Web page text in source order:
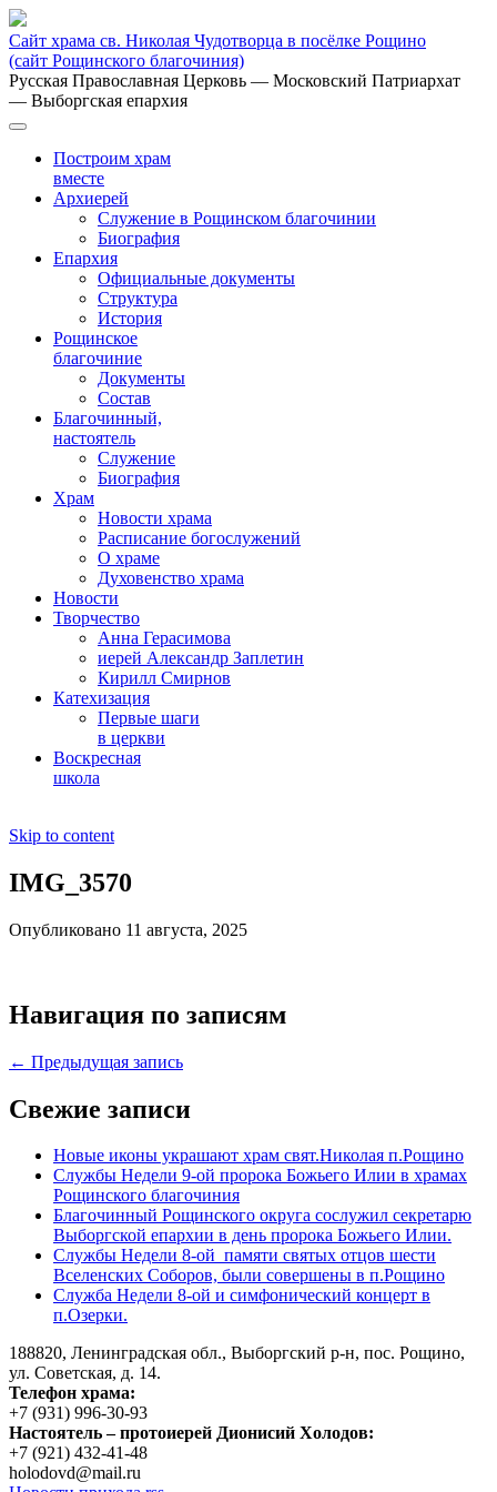
Сайт храма св. Николая Чудотворца в посёлке Рощино
(сайт Рощинского благочиния)
Русская Православная Церковь — Московский Патриархат
— Выборгская епархия
Построим храм
вместе
Архиерей
Служение в Рощинском благочинии
Биография
Епархия
Официальные документы
Структура
История
Рощинское
благочиние
Документы
Состав
Благочинный,
настоятель
Служение
Биография
Храм
Новости храма
Расписание богослужений
О храме
Духовенство храма
Новости
Творчество
Анна Герасимова
иерей Александр Заплетин
Кирилл Смирнов
Катехизация
Первые шаги
в церкви
Воскресная
школа
Skip to content
IMG_3570
Опубликовано 11 августа, 2025
Навигация по записям
← Предыдущая запись
Свежие записи
Новые иконы украшают храм свят.Николая п.Рощино
Службы Недели 9-ой пророка Божьего Илии в храмах
Рощинского благочиния
Благочинный Рощинского округа сослужил секретарю
Выборгской епархии в день пророка Божьего Илии.
Службы Недели 8-ой памяти святых отцов шести
Вселенских Соборов, были совершены в п.Рощино
Служба Недели 8-ой и симфонический концерт в
п.Озерки.
188820, Ленинградская обл., Выборгский р-н, пос. Рощино,
ул. Советская, д. 14.
Телефон храма:
+7 (931) 996-30-93
Настоятель – протоиерей Дионисий Холодов:
+7 (921) 432-41-48
holodovd@mail.ru